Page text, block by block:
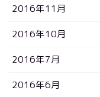
2016年11月
2016年10月
2016年7月
2016年6月